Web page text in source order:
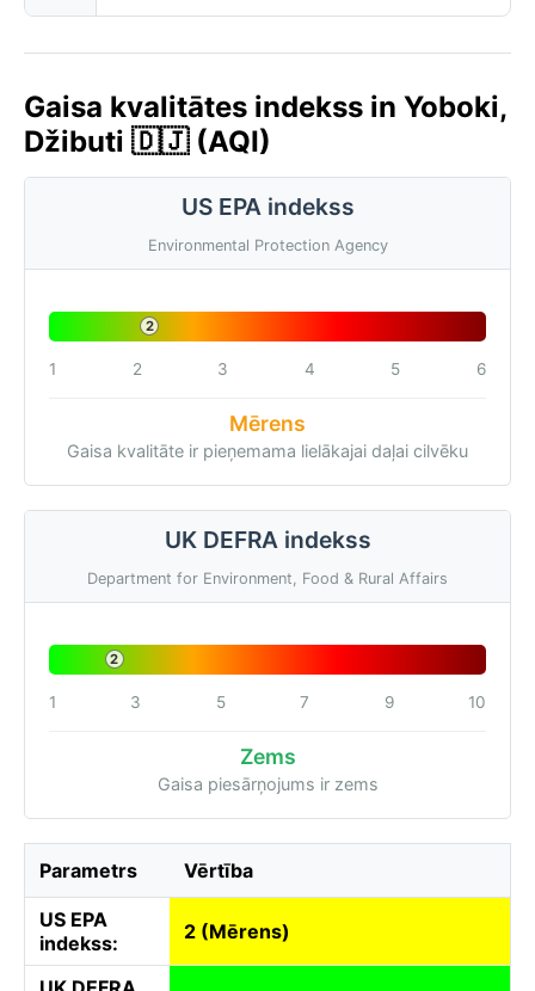
Gaisa kvalitātes indekss in Yoboki,
Džibuti 🇩🇯 (AQI)
US EPA indekss
Environmental Protection Agency
2
1 2 3 4 5 6
Mērens
Gaisa kvalitāte ir pieņemama lielākajai daļai cilvēku
UK DEFRA indekss
Department for Environment, Food & Rural Affairs
2
1 3 5 7 9 10
Zems
Gaisa piesārņojums ir zems
Parametrs Vērtība
US EPA
indekss:
2 (Mērens)